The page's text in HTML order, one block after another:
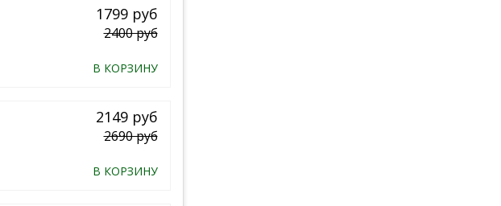
1799 руб
2400 руб
В КОРЗИНУ
2149 руб
2690 руб
В КОРЗИНУ